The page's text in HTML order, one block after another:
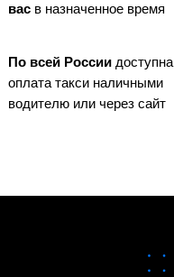
вас в назначенное время
По всей России доступна
оплата такси наличными
водителю или через сайт